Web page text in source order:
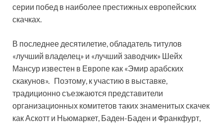
серии побед в наиболее престижных европейских
скачках.
В последнее десятилетие, обладатель титулов
«лучший владелец» и «лучший заводчик» Шейх
Мансур известен в Европе как «Эмир арабских
скакунов». Поэтому, к участию в выставке,
традиционно съезжаются представители
организационных комитетов таких знаменитых скачек
как Аскотт и Ньюмаркет, Баден-Баден и Франкфурт,